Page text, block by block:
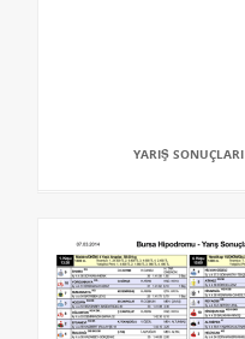
YARIŞ SONUÇLARI